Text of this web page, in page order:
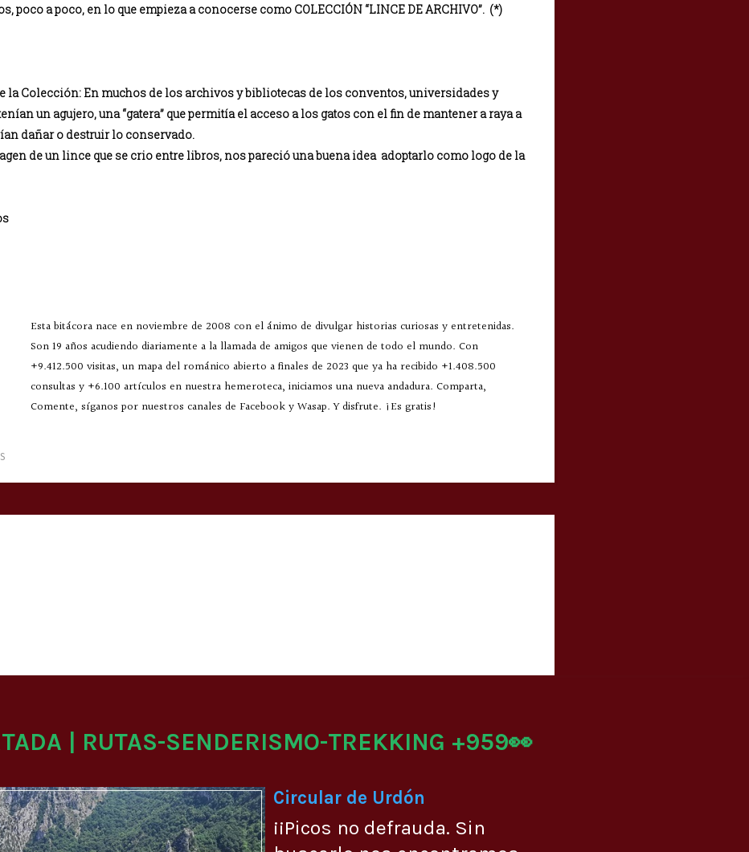
poco a poco, en lo que empieza a conocerse como COLECCIÓN “LINCE DE ARCHIVO”. (*)
la Colección: En muchos de los archivos y bibliotecas de los conventos, universidades y
un agujero, una “gatera” que permitía el acceso a los gatos con el fin de mantener a raya a
dañar o destruir lo conservado.
de un lince que se crio entre libros, nos pareció una buena idea adoptarlo como logo de la
Esta bitácora nace en noviembre de 2008 con el ánimo de divulgar historias curiosas y entretenidas.
Son 19 años acudiendo diariamente a la llamada de amigos que vienen de todo el mundo. Con
+9.412.500 visitas, un mapa del románico abierto a finales de 2023 que ya ha recibido +1.408.500
consultas y +6.100 artículos en nuestra hemeroteca, iniciamos una nueva andadura. Comparta,
Comente, síganos por nuestros canales de Facebook y Wasap. Y disfrute. ¡Es gratis!
| RUTAS-SENDERISMO-TREKKING +959👀
Circular de Urdón
¡¡Picos no defrauda. Sin